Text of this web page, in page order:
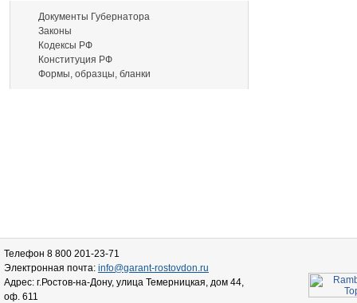
Документы Губернатора
Законы
Кодексы РФ
Конституция РФ
Формы, образцы, бланки
Телефон 8 800 201-23-71
Электронная почта: info@garant-rostovdon.ru
Адрес: г.Ростов-на-Дону, улица Темерницкая, дом 44,
оф. 611